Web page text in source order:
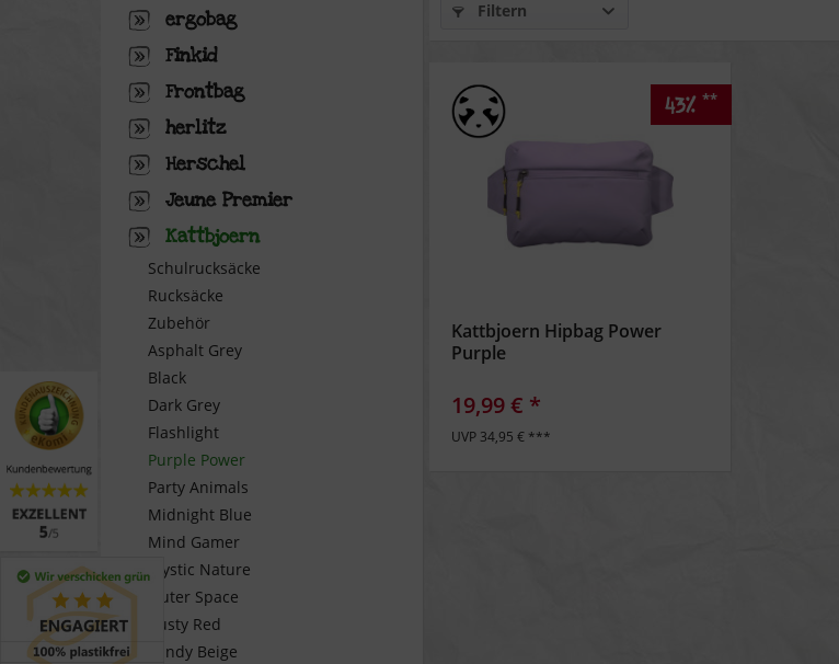
ergobag
Finkid
Frontbag
herlitz
Herschel
Jeune Premier
Kattbjoern
Schulrucksäcke
Rucksäcke
Zubehör
Asphalt Grey
Black
Dark Grey
Flashlight
Purple Power
Party Animals
Midnight Blue
Mind Gamer
Mystic Nature
Outer Space
Rusty Red
Sandy Beige
Filtern
43% **
Kattbjoern Hipbag Power
Purple
19,99 € *
UVP 34,95 € ***